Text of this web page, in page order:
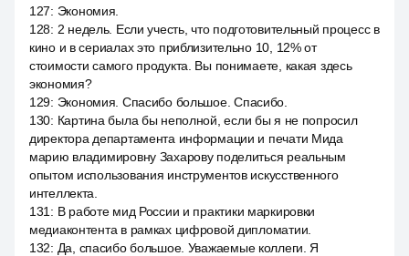
127: Экономия.
128: 2 недель. Если учесть, что подготовительный процесс в
кино и в сериалах это приблизительно 10, 12% от
стоимости самого продукта. Вы понимаете, какая здесь
экономия?
129: Экономия. Спасибо большое. Спасибо.
130: Картина была бы неполной, если бы я не попросил
директора департамента информации и печати Мида
марию владимировну Захарову поделиться реальным
опытом использования инструментов искусственного
интеллекта.
131 : В работе мид России и практики маркировки
медиаконтента в рамках цифровой дипломатии.
132: Да, спасибо большое. Уважаемые коллеги. Я